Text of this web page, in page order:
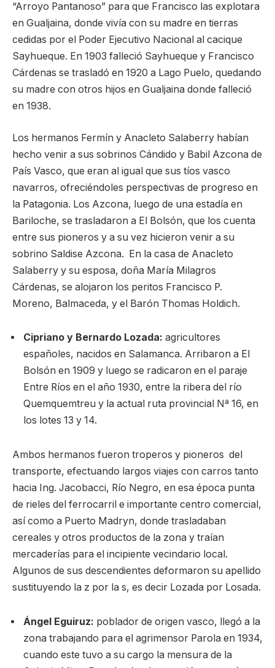
“Arroyo Pantanoso” para que Francisco las explotara
en Gualjaina, donde vivía con su madre en tierras
cedidas por el Poder Ejecutivo Nacional al cacique
Sayhueque. En 1903 falleció Sayhueque y Francisco
Cárdenas se trasladó en 1920 a Lago Puelo, quedando
su madre con otros hijos en Gualjaina donde falleció
en 1938.
Los hermanos Fermín y Anacleto Salaberry habían
hecho venir a sus sobrinos Cándido y Babil Azcona de
País Vasco, que eran al igual que sus tíos vasco
navarros, ofreciéndoles perspectivas de progreso en
la Patagonia. Los Azcona, luego de una estadía en
Bariloche, se trasladaron a El Bolsón, que los cuenta
entre sus pioneros y a su vez hicieron venir a su
sobrino Saldise Azcona. En la casa de Anacleto
Salaberry y su esposa, doña María Milagros
Cárdenas, se alojaron los peritos Francisco P.
Moreno, Balmaceda, y el Barón Thomas Holdich.
Cipriano y Bernardo Lozada: agricultores
españoles, nacidos en Salamanca. Arribaron a El
Bolsón en 1909 y luego se radicaron en el paraje
Entre Ríos en el año 1930, entre la ribera del río
Quemquemtreu y la actual ruta provincial Nª 16, en
los lotes 13 y 14.
Ambos hermanos fueron troperos y pioneros del
transporte, efectuando largos viajes con carros tanto
hacia Ing. Jacobacci, Río Negro, en esa época punta
de rieles del ferrocarril e importante centro comercial,
así como a Puerto Madryn, donde trasladaban
cereales y otros productos de la zona y traían
mercaderías para el incipiente vecindario local.
Algunos de sus descendientes deformaron su apellido
sustituyendo la z por la s, es decir Lozada por Losada.
Ángel Eguiruz: poblador de origen vasco, llegó a la
zona trabajando para el agrimensor Parola en 1934,
cuando este tuvo a su cargo la mensura de la